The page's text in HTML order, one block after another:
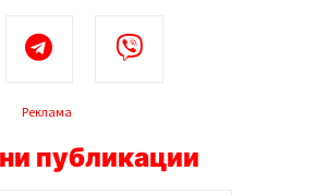
Реклама
публикации